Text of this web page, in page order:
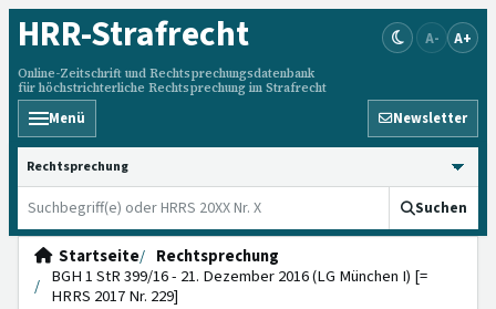
HRR-Strafrecht
Online-Zeitschrift und Rechtsprechungsdatenbank
für höchstrichterliche Rechtsprechung im Strafrecht
A- A+
Menü Newsletter
HRRS durchsuchen
Suchen
Startseite
Rechtsprechung
BGH 1 StR 399/16 - 21. Dezember 2016 (LG München I) [=
HRRS 2017 Nr. 229]